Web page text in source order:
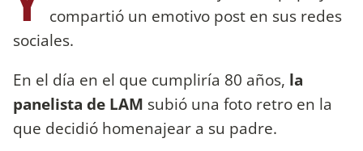
compartió un emotivo post en sus redes
sociales.
En el día en el que cumpliría 80 años, la
panelista de LAM subió una foto retro en la
que decidió homenajear a su padre.